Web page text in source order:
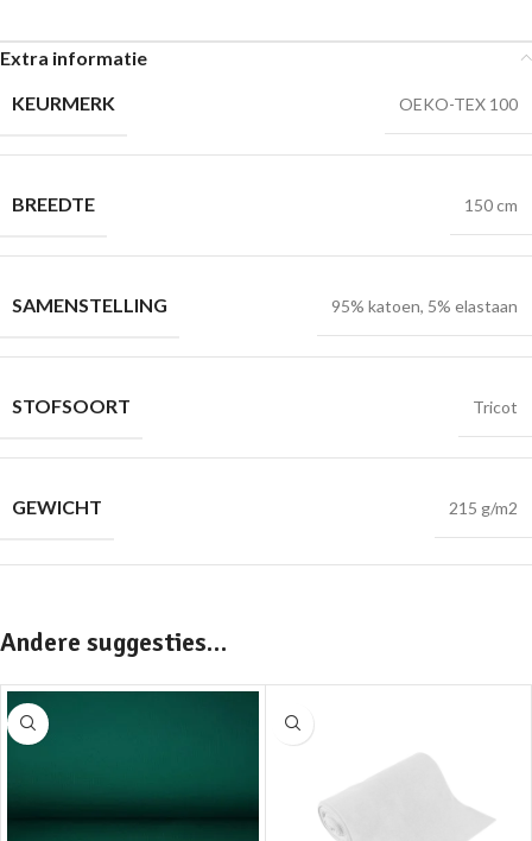
Extra informatie
KEURMERK
OEKO-TEX 100
BREEDTE 150 cm
SAMENSTELLING 95% katoen, 5% elastaan
STOFSOORT Tricot
GEWICHT 215 g/m2
Andere suggesties…